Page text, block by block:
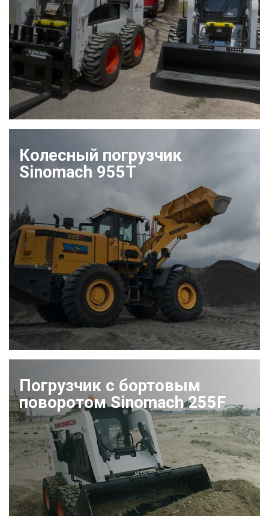
Колесный погрузчик
Sinomach 955T
Погрузчик с бортовым
поворотом Sinomach 255F